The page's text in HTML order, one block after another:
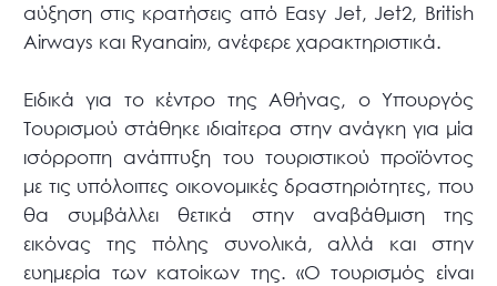
αύξηση στις κρατήσεις από Easy Jet, Jet2, British
Airways και Ryanair», ανέφερε χαρακτηριστικά.
Ειδικά για το κέντρο της Αθήνας, ο Υπουργός
Τουρισμού στάθηκε ιδιαίτερα στην ανάγκη για μία
ισόρροπη ανάπτυξη του τουριστικού προϊόντος
με τις υπόλοιπες οικονομικές δραστηριότητες, που
θα συμβάλλει θετικά στην αναβάθμιση της
εικόνας της πόλης συνολικά, αλλά και στην
ευημερία των κατοίκων της. «Ο τουρισμός είναι